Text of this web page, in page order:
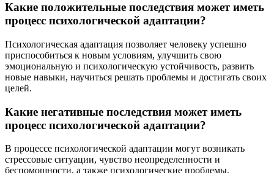
Какие положительные последствия может иметь
процесс психологической адаптации?
Психологическая адаптация позволяет человеку успешно
приспособиться к новым условиям, улучшить свою
эмоциональную и психологическую устойчивость, развить
новые навыки, научиться решать проблемы и достигать своих
целей.
Какие негативные последствия может иметь
процесс психологической адаптации?
В процессе психологической адаптации могут возникать
стрессовые ситуации, чувство неопределенности и
беспомощности, а также психологические проблемы,